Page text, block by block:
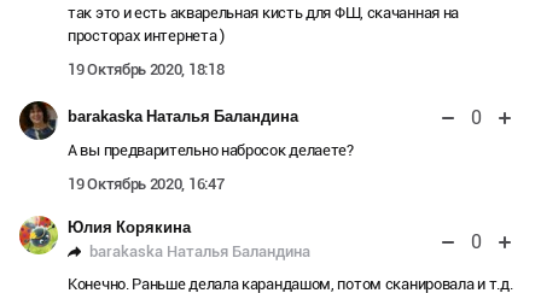
так это и есть акварельная кисть для ФШ, скачанная на
просторах интернета )
19 Октябрь 2020, 18:18
barakaska Наталья Баландина 0
А вы предварительно набросок делаете?
19 Октябрь 2020, 16:47
Юлия Корякина
barakaska Наталья Баландина
0
Конечно. Раньше делала карандашом, потом сканировала и т.д.